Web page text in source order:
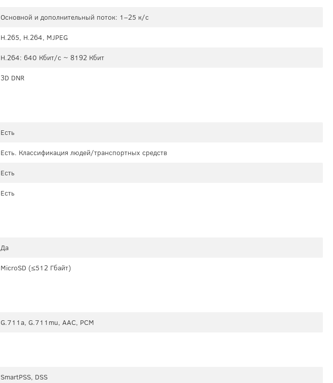
Основной и дополнительный поток: 1–25 к/с
H.265, H.264, MJPEG
H.264: 640 Кбит/с ~ 8192 Кбит
3D DNR
Есть
Есть. Классификация людей/транспортных средств
Есть
Есть
Да
MicroSD (≤512 Гбайт)
G.711a, G.711mu, AAC, PCM
SmartPSS, DSS